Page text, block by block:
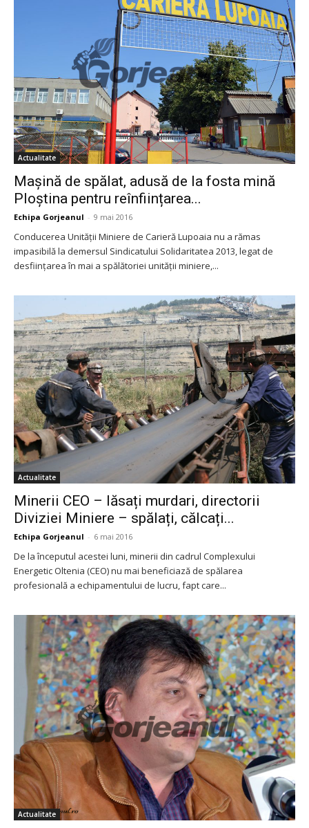
Actualitate
Mașină de spălat, adusă de la fosta mină
Ploștina pentru reînființarea...
Echipa Gorjeanul - 9 mai 2016
Conducerea Unității Miniere de Carieră Lupoaia nu a rămas
impasibilă la demersul Sindicatului Solidaritatea 2013, legat de
desființarea în mai a spălătoriei unității miniere,...
Actualitate
Minerii CEO – lăsați murdari, directorii
Diviziei Miniere – spălați, călcați...
Echipa Gorjeanul - 6 mai 2016
De la începutul acestei luni, minerii din cadrul Complexului
Energetic Oltenia (CEO) nu mai beneficiază de spălarea
profesională a echipamentului de lucru, fapt care...
Actualitate